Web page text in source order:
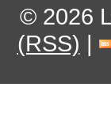
© 2026
(RSS) |